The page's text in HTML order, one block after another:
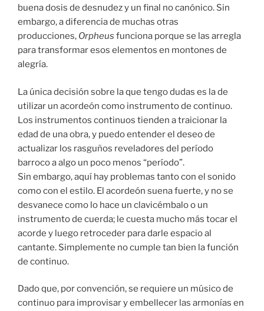
buena dosis de desnudez y un final no canónico. Sin
embargo, a diferencia de muchas otras
producciones, Orpheus funciona porque se las arregla
para transformar esos elementos en montones de
alegría.
La única decisión sobre la que tengo dudas es la de
utilizar un acordeón como instrumento de continuo.
Los instrumentos continuos tienden a traicionar la
edad de una obra, y puedo entender el deseo de
actualizar los rasguños reveladores del período
barroco a algo un poco menos “período”.
Sin embargo, aquí hay problemas tanto con el sonido
como con el estilo. El acordeón suena fuerte, y no se
desvanece como lo hace un clavicémbalo o un
instrumento de cuerda; le cuesta mucho más tocar el
acorde y luego retroceder para darle espacio al
cantante. Simplemente no cumple tan bien la función
de continuo.
Dado que, por convención, se requiere un músico de
continuo para improvisar y embellecer las armonías en